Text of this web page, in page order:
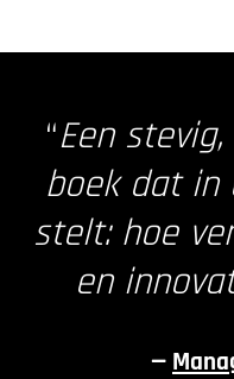
“Een
boek dat in
stelt: hoe
en
—